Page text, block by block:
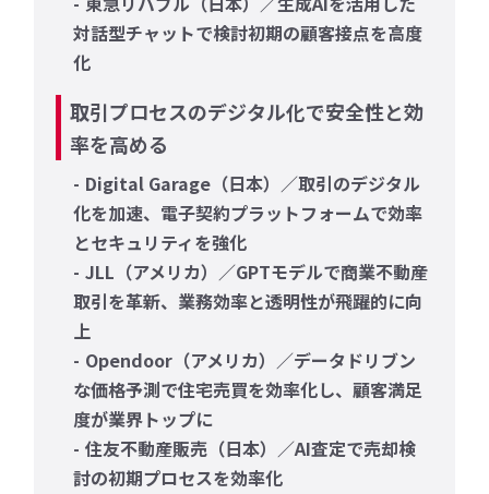
対話型チャットで検討初期の顧客接点を高度
化
取引プロセスのデジタル化で安全性と効
率を高める
Digital Garage（日本）／取引のデジタル
化を加速、電子契約プラットフォームで効率
とセキュリティを強化
JLL（アメリカ）／GPTモデルで商業不動産
取引を革新、業務効率と透明性が飛躍的に向
上
Opendoor（アメリカ）／データドリブン
な価格予測で住宅売買を効率化し、顧客満足
度が業界トップに
住友不動産販売（日本）／AI査定で売却検
討の初期プロセスを効率化